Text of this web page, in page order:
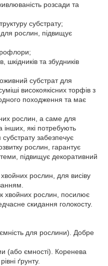
розсади та
субстрату;
рослин, підвищує
шкідників та збудників
субстрат для
високоякісних торфів з
походження та має
рослин, а саме для
інших, які потребують
забезпечує
рослин, гарантує
підвищує декоративний
рослин, для висіву
хвойних рослин, посилює
скидання голокосту.
для рослини). Добре
(або ємності). Коренева
ґрунту.